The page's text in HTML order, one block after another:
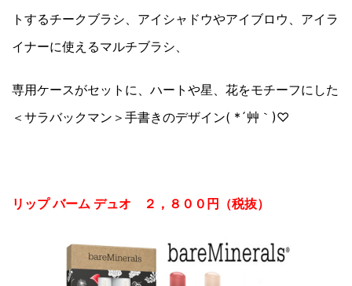
トするチークブラシ、アイシャドウやアイブロウ、アイラ
イナーに使えるマルチブラシ、
専用ケースがセットに、ハートや星、花をモチーフにした
＜サラバックマン＞手書きのデザイン( *´艸｀)♡
リップ バーム デュオ ２，８００円（税抜）